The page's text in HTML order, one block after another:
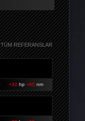
TÜM REFERANSLAR
+32 hp +65nm